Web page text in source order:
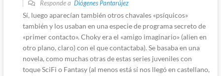
Responde a Diógenes Pantarújez
Sí, luego aparecían también otros chavales «psíquicos»
también y los usaban en una especie de programa secreto de
«primer contacto». Choky era el «amigo imaginario» (alien en
otro plano, claro) con el que contactaba). Se basaba en una
novela, como muchas otras de estas series juveniles con
toque SciFi o Fantasy (al menos está sí nos llegó en castellano,